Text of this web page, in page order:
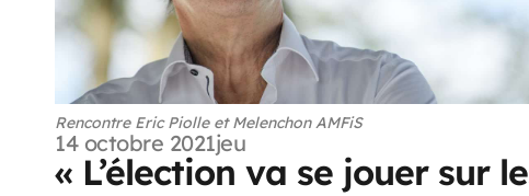
Rencontre Eric Piolle et Melenchon AMFiS
14 octobre 2021jeu
« L’élection va se jouer sur